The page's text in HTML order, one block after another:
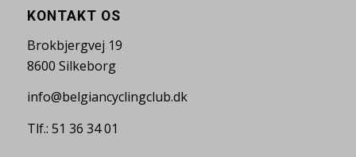
KONTAKT OS
Brokbjergvej 19
8600 Silkeborg
info@belgiancyclingclub.dk
Tlf.: 51 36 34 01